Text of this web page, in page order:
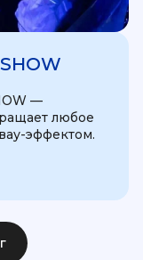
—
любое
эффектом.